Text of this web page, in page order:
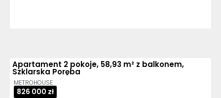
Apartament 2 pokoje, 58,93 m² z balkonem,
Szklarska Poręba
METROHOUSE
826 000 zł